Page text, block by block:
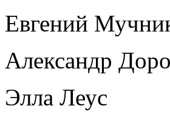
Евгений
Александр
Элла Леус